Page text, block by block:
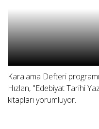
Karalama Defteri
Hızlan, "Edebiyat Tarihi
kitapları yorumluyor.